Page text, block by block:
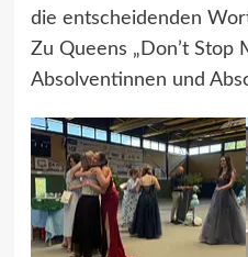
die entscheidenden
Zu Queens „Don’t Stop
Absolventinnen und